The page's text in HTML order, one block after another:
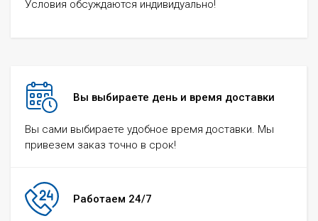
Вы выбираете день и время доставки
Вы сами выбираете удобное время доставки. Мы
привезем заказ точно в срок!
Работаем 24/7
Условия обсуждаются индивидуально!